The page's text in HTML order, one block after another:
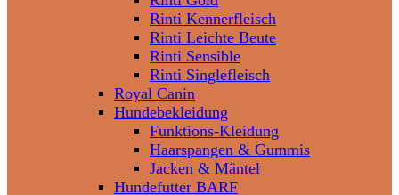
Rinti Kennerfleisch
Rinti Leichte Beute
Rinti Sensible
Rinti Singlefleisch
Royal Canin
Hundebekleidung
Funktions-Kleidung
Haarspangen & Gummis
Jacken & Mäntel
Hundefutter BARF